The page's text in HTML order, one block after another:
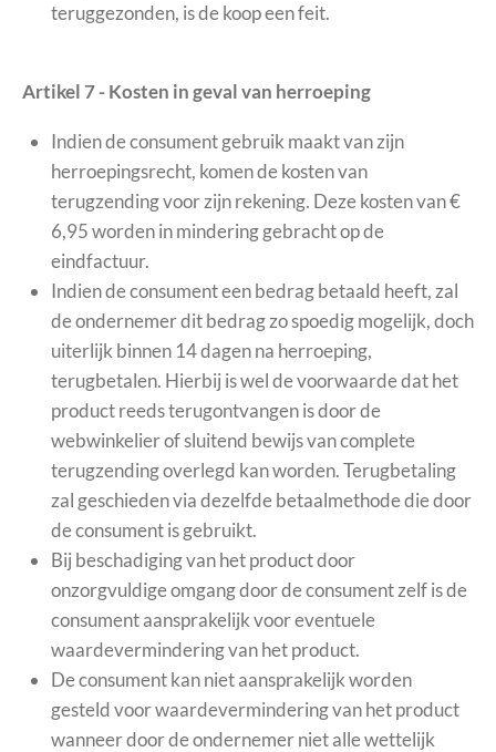
teruggezonden, is de koop een feit.
Artikel 7 - Kosten in geval van herroeping
Indien de consument gebruik maakt van zijn
herroepingsrecht, komen de kosten van
terugzending voor zijn rekening. Deze kosten van €
6,95 worden in mindering gebracht op de
eindfactuur.
Indien de consument een bedrag betaald heeft, zal
de ondernemer dit bedrag zo spoedig mogelijk, doch
uiterlijk binnen 14 dagen na herroeping,
terugbetalen. Hierbij is wel de voorwaarde dat het
product reeds terugontvangen is door de
webwinkelier of sluitend bewijs van complete
terugzending overlegd kan worden. Terugbetaling
zal geschieden via dezelfde betaalmethode die door
de consument is gebruikt.
Bij beschadiging van het product door
onzorgvuldige omgang door de consument zelf is de
consument aansprakelijk voor eventuele
waardevermindering van het product.
De consument kan niet aansprakelijk worden
gesteld voor waardevermindering van het product
wanneer door de ondernemer niet alle wettelijk